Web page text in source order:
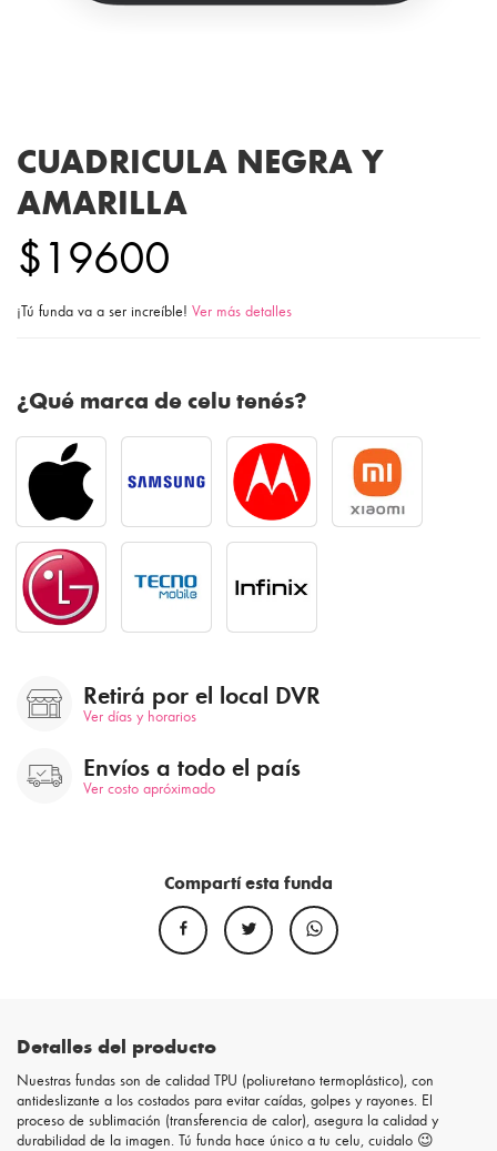
CUADRICULA NEGRA Y
AMARILLA
$19600
¡Tú funda va a ser increíble! Ver más detalles
¿Qué marca de celu tenés?
Retirá por el local DVR
Ver días y horarios
Envíos a todo el país
Ver costo apróximado
Compartí esta funda
Detalles del producto
Nuestras fundas son de calidad TPU (poliuretano termoplástico), con
antideslizante a los costados para evitar caídas, golpes y rayones. El
proceso de sublimación (transferencia de calor), asegura la calidad y
durabilidad de la imagen. Tú funda hace único a tu celu, cuidalo 😉